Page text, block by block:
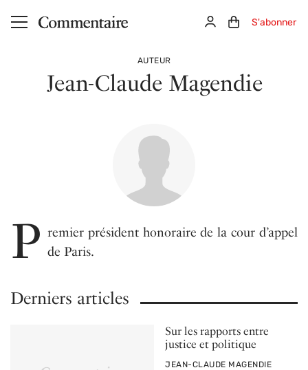
Aller au contenu principal ConnexionPanier (0)
S'abonner
AUTEUR
Jean-Claude Magendie
P remier président honoraire de la cour d’appel
de Paris.
Derniers articles
Sur les rapports entre
justice et politique
PAR
JEAN-CLAUDE MAGENDIE